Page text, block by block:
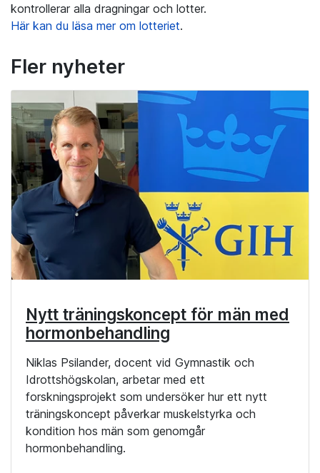
kontrollerar alla dragningar och lotter.
Här kan du läsa mer om lotteriet.
Fler nyheter
Nytt träningskoncept för män med
hormonbehandling
Niklas Psilander, docent vid Gymnastik och
Idrottshögskolan, arbetar med ett
forskningsprojekt som undersöker hur ett nytt
träningskoncept påverkar muskelstyrka och
kondition hos män som genomgår
hormonbehandling.